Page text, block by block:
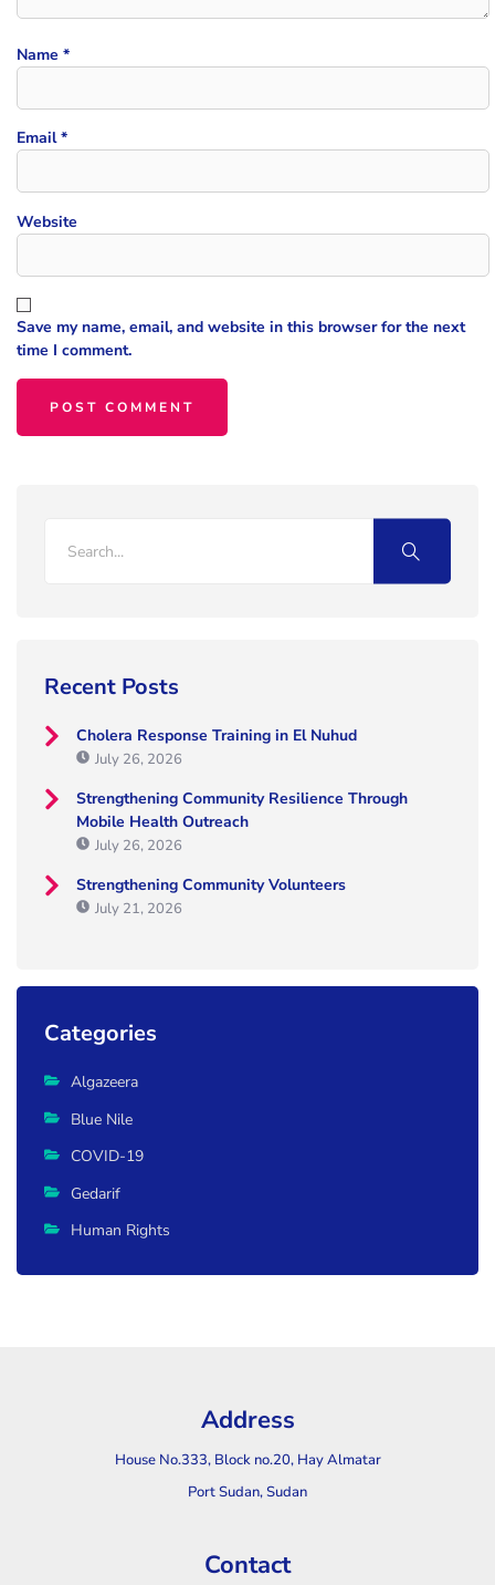
Recent Posts
Cholera Response Training in El Nuhud
July 26, 2026
Strengthening Community Resilience Through
Mobile Health Outreach
July 26, 2026
Strengthening Community Volunteers
July 21, 2026
Categories
Algazeera
Blue Nile
COVID-19
Gedarif
Human Rights
Name *
Email*
Website
Save my name, email, and website in this browser for the next
time I comment.
Address
House No.333, Block no.20, Hay Almatar
Port Sudan, Sudan
Contact